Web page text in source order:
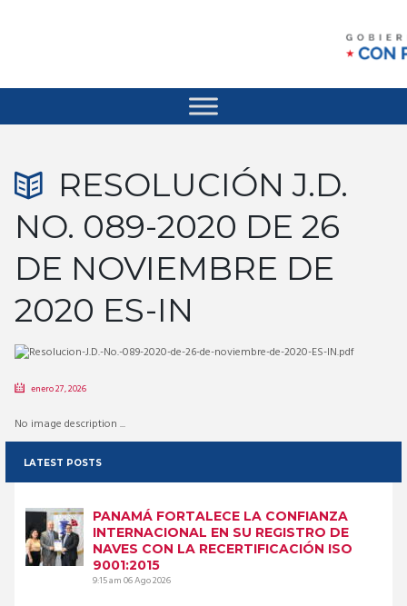
RESOLUCIÓN J.D.
NO. 089-2020 DE 26
DE NOVIEMBRE DE
2020 ES-IN
enero 27, 2026
No image description ...
LATEST POSTS
PANAMÁ FORTALECE LA CONFIANZA
INTERNACIONAL EN SU REGISTRO DE
NAVES CON LA RECERTIFICACIÓN ISO
9001:2015
9:15 am06 Ago 2026